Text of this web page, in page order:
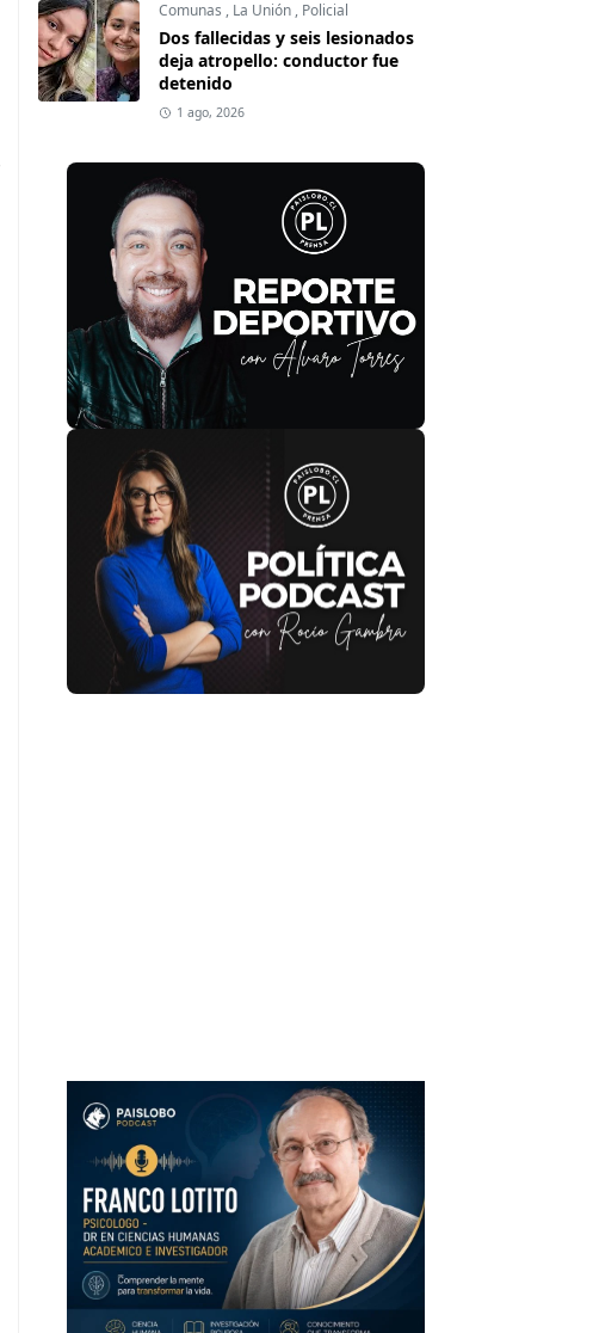
Comunas , La Unión , Policial
Dos fallecidas y seis lesionados
deja atropello: conductor fue
detenido
1 ago, 2026